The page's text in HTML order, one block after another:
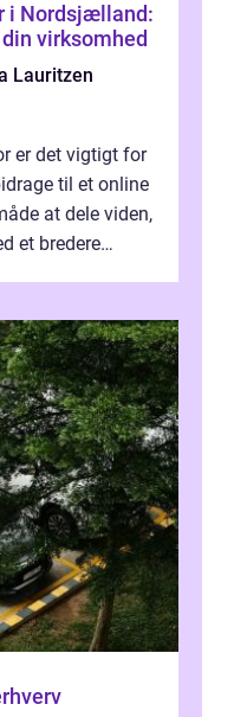
i Nordsjælland:
virksomhed
Lauritzen
er det vigtigt for
til et online
at dele viden,
et bredere